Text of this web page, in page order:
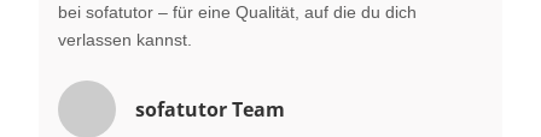
bei sofatutor – für eine Qualität, auf die du dich
verlassen kannst.
sofatutor Team